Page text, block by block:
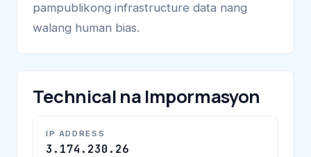
pampublikong infrastructure data nang
walang human bias.
Technical na Impormasyon
IP ADDRESS
3.174.230.26